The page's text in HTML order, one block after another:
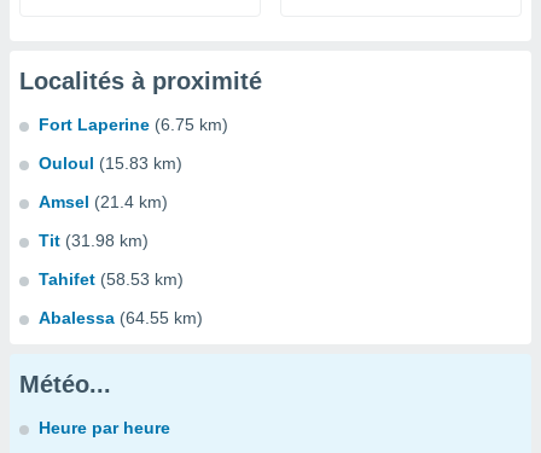
Localités à proximité
Fort Laperine (6.75 km)
Ouloul (15.83 km)
Amsel (21.4 km)
Tit (31.98 km)
Tahifet (58.53 km)
Abalessa (64.55 km)
Météo...
Heure par heure